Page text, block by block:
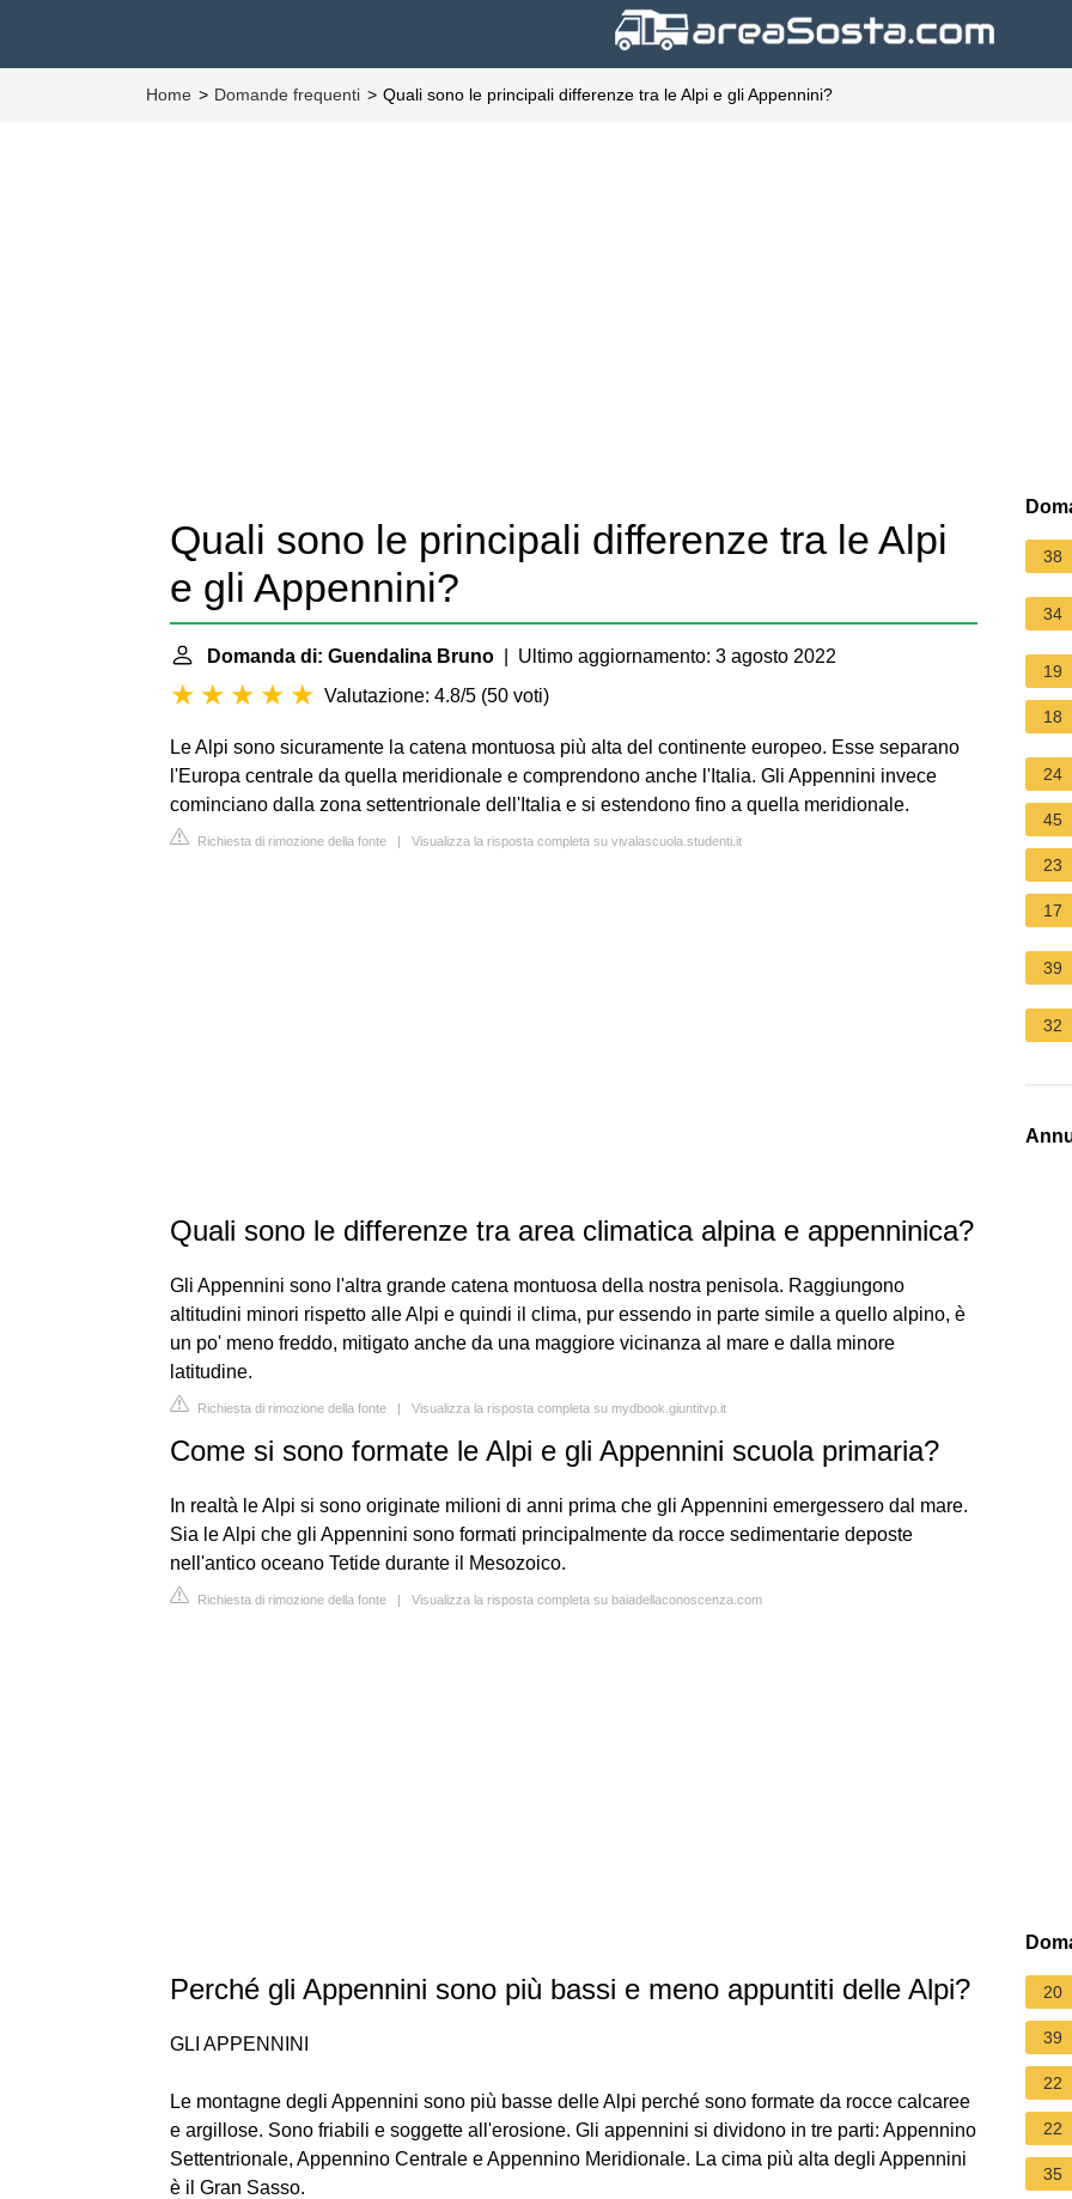
Home Domande frequenti Quali sono le principali differenze tra le Alpi e gli Appennini?
Quali sono le principali differenze tra le Alpi
e gli Appennini?
Domanda di: Guendalina Bruno | Ultimo aggiornamento: 3 agosto 2022
Valutazione: 4.8/5 (50 voti)
Le Alpi sono sicuramente la catena montuosa più alta del continente europeo. Esse separano
l'Europa centrale da quella meridionale e comprendono anche l'Italia. Gli Appennini invece
cominciano dalla zona settentrionale dell'Italia e si estendono fino a quella meridionale.
Richiesta di rimozione della fonte | Visualizza la risposta completa su vivalascuola.studenti.it
Quali sono le differenze tra area climatica alpina e appenninica?
Gli Appennini sono l'altra grande catena montuosa della nostra penisola. Raggiungono
altitudini minori rispetto alle Alpi e quindi il clima, pur essendo in parte simile a quello alpino, è
un po' meno freddo, mitigato anche da una maggiore vicinanza al mare e dalla minore
latitudine.
Richiesta di rimozione della fonte | Visualizza la risposta completa su mydbook.giuntitvp.it
Come si sono formate le Alpi e gli Appennini scuola primaria?
In realtà le Alpi si sono originate milioni di anni prima che gli Appennini emergessero dal mare.
Sia le Alpi che gli Appennini sono formati principalmente da rocce sedimentarie deposte
nell'antico oceano Tetide durante il Mesozoico.
Richiesta di rimozione della fonte | Visualizza la risposta completa su baiadellaconoscenza.com
Perché gli Appennini sono più bassi e meno appuntiti delle Alpi?
GLI APPENNINI
Le montagne degli Appennini sono più basse delle Alpi perché sono formate da rocce calcaree
e argillose. Sono friabili e soggette all'erosione. Gli appennini si dividono in tre parti: Appennino
Settentrionale, Appennino Centrale e Appennino Meridionale. La cima più alta degli Appennini
è il Gran Sasso.
38
34
19
18
24
45
23
17
39
32
20
39
22
22
35